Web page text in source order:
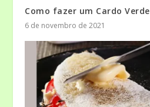
Como fazer um Cardo Verde
6 de novembro de 2021